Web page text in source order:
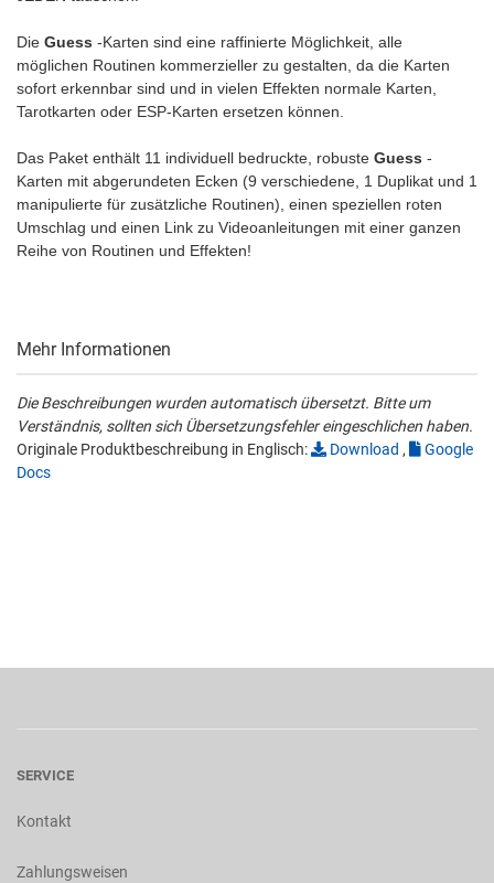
Die Guess -Karten sind eine raffinierte Möglichkeit, alle
möglichen Routinen kommerzieller zu gestalten, da die Karten
sofort erkennbar sind und in vielen Effekten normale Karten,
Tarotkarten oder ESP-Karten ersetzen können.
Das Paket enthält 11 individuell bedruckte, robuste Guess -
Karten mit abgerundeten Ecken (9 verschiedene, 1 Duplikat und 1
manipulierte für zusätzliche Routinen), einen speziellen roten
Umschlag und einen Link zu Videoanleitungen mit einer ganzen
Reihe von Routinen und Effekten!
Mehr Informationen
Die Beschreibungen wurden automatisch übersetzt. Bitte um
Verständnis, sollten sich Übersetzungsfehler eingeschlichen haben.
Originale Produktbeschreibung in Englisch:
Download ,
Google
Docs
SERVICE
Kontakt
Zahlungsweisen